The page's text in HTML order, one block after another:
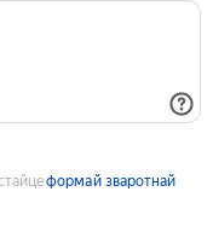
формай зваротнай